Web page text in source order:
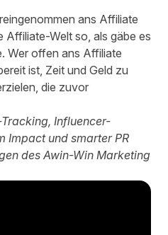
ans Affiliate
Affiliate-Welt so, als gäbe es
Wer offen ans Affiliate
ist, Zeit und Geld zu
die zuvor
Influencer-
Impact und smarter PR
des Awin-Win Marketing